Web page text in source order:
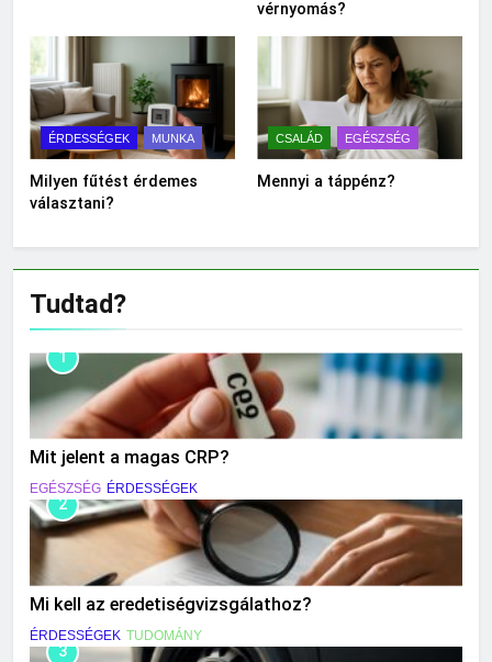
vérnyomás?
ÉRDESSÉGEK MUNKA
Milyen fűtést érdemes
választani?
CSALÁD EGÉSZSÉG
Mennyi a táppénz?
Tudtad?
1
Mit jelent a magas CRP?
EGÉSZSÉG ÉRDESSÉGEK
2
Mi kell az eredetiségvizsgálathoz?
ÉRDESSÉGEK TUDOMÁNY
3